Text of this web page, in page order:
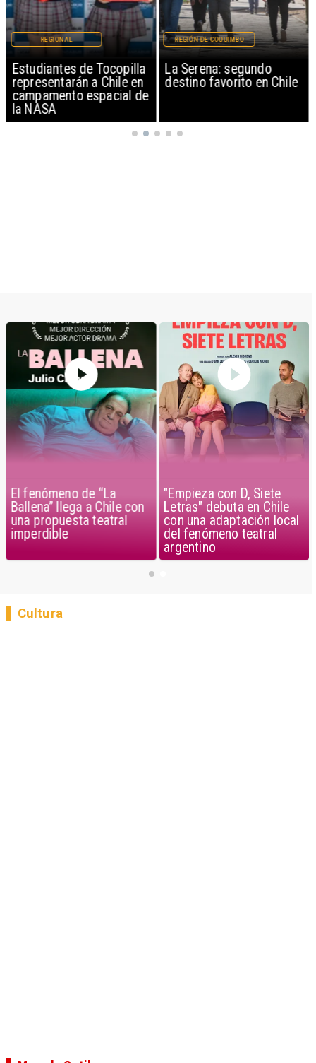
Estudiantes de Tocopilla
representarán a Chile en
campamento espacial de
la NASA
REGIONAL
La Serena: segundo
destino favorito en Chile
REGIÓN DE COQUIMBO
El fenómeno de “La
Ballena” llega a Chile con
una propuesta teatral
imperdible
"Empieza con D, Siete
Letras" debuta en Chile
con una adaptación local
del fenómeno teatral
argentino
Cultura